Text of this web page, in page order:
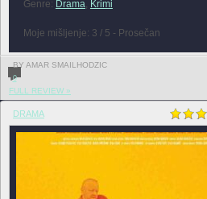
Genre: Drama Krimi
Moje mišljenje: 3 / 5 - Prosečan
BY AMAR SMAILHODZIC
0
FULL REVIEW »
DRAMA